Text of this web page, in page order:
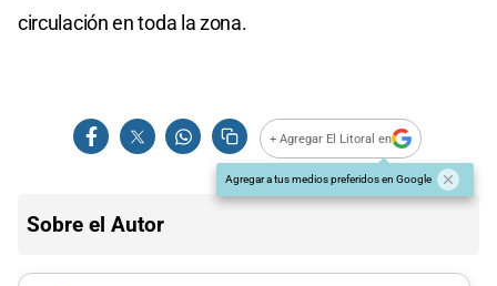
circulación en toda la zona.
+ Agregar El Litoral en
Agregar a tus medios preferidos en Google
Sobre el Autor